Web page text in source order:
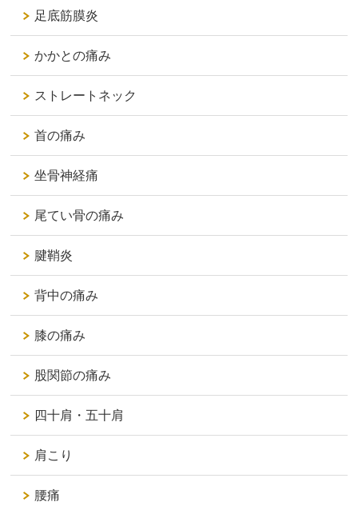
足底筋膜炎
かかとの痛み
ストレートネック
首の痛み
坐骨神経痛
尾てい骨の痛み
腱鞘炎
背中の痛み
膝の痛み
股関節の痛み
四十肩・五十肩
肩こり
腰痛